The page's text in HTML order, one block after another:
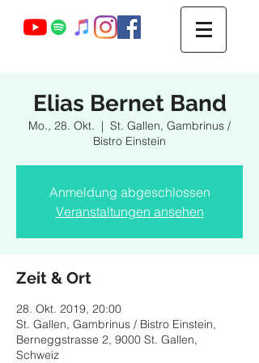
Webmaster Login
Elias Bernet Band
Mo., 28. Okt.
  |
St. Gallen, Gambrinus /
Bistro Einstein
Anmeldung abgeschlossen
Veranstaltungen ansehen
Zeit & Ort
28. Okt. 2019, 20:00
St. Gallen, Gambrinus / Bistro Einstein,
Berneggstrasse 2, 9000 St. Gallen,
Schweiz